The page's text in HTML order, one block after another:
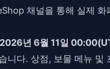
채널을 통해 실제
2026년 6월 11일
니다. 상점, 보물 메뉴 및